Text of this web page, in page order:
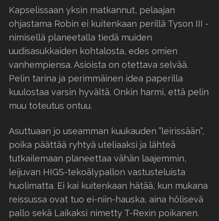
Kapselissaan yksin matkannut, pelaajan
ohjastama Robin ei kuitenkaan perillä Tyson III -
nimisellä planeetalla tiedä muiden
uudisasukkaiden kohtalosta, edes omien
vanhempiensa. Asioista on otettava selvää.
Pelin tarina ja perimmäinen idea paperilla
kuulostaa varsin hyvältä. Onkin harmi, että pelin
muu toteutus ontuu.
Asuttuaan jo useamman kuukauden ”leirissään”,
poika päättää ryhtyä uteliaaksi ja lähteä
tutkailemaan planeettaa vähän laajemmin,
leijuvan HIGS-tekoälypallon vastusteluista
huolimatta. Ei kai kuitenkaan hätää, kun mukana
reissussa ovat tuo ei-niin-hauska, aina hölisevä
pallo sekä Laikaksi nimetty T-Rexin poikanen.